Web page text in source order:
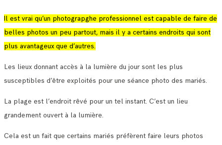
Il est vrai qu’un photograpghe professionnel est capable de faire de
belles photos un peu partout, mais il y a certains endroits qui sont
plus avantageux que d’autres.
Les lieux donnant accès à la lumière du jour sont les plus
susceptibles d’être exploités pour une séance photo des mariés.
La plage est l’endroit rêvé pour un tel instant. C’est un lieu
grandement ouvert à la lumière.
Cela est un fait que certains mariés préfèrent faire leurs photos